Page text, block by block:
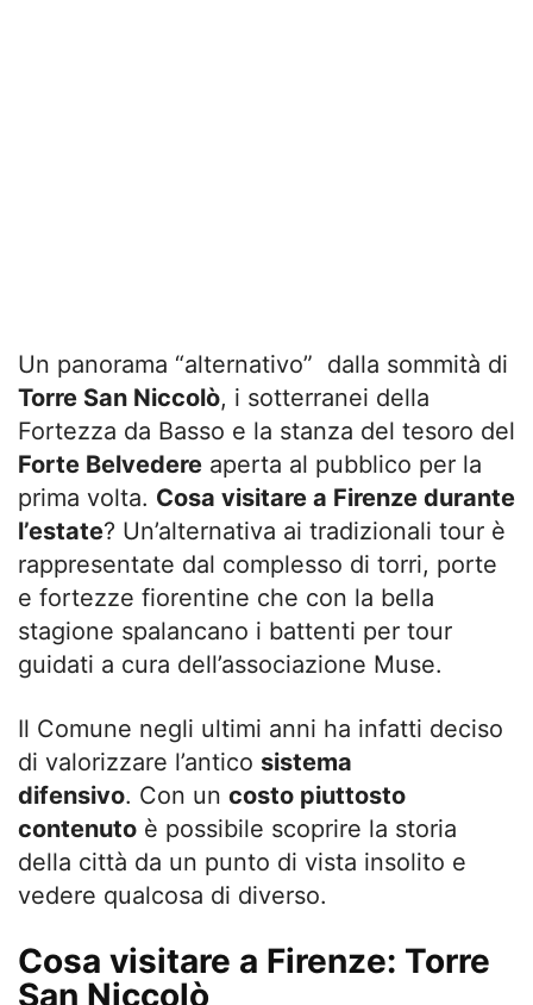
Un panorama “alternativo” dalla sommità di
Torre San Niccolò, i sotterranei della
Fortezza da Basso e la stanza del tesoro del
Forte Belvedere aperta al pubblico per la
prima volta. Cosa visitare a Firenze durante
l’estate? Un’alternativa ai tradizionali tour è
rappresentate dal complesso di torri, porte
e fortezze fiorentine che con la bella
stagione spalancano i battenti per tour
guidati a cura dell’associazione Muse.
Il Comune negli ultimi anni ha infatti deciso
di valorizzare l’antico sistema
difensivo. Con un costo piuttosto
contenuto è possibile scoprire la storia
della città da un punto di vista insolito e
vedere qualcosa di diverso.
Cosa visitare a Firenze: Torre
San Niccolò